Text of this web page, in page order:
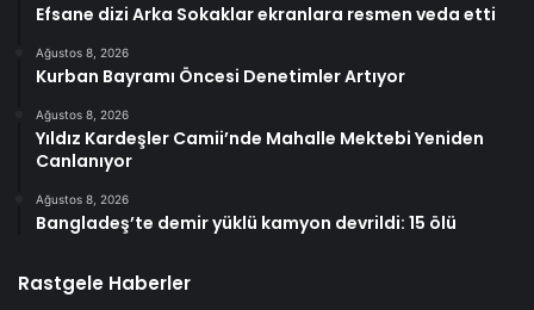
Efsane dizi Arka Sokaklar ekranlara resmen veda etti
Ağustos 8, 2026
Kurban Bayramı Öncesi Denetimler Artıyor
Ağustos 8, 2026
Yıldız Kardeşler Camii’nde Mahalle Mektebi Yeniden
Canlanıyor
Ağustos 8, 2026
Bangladeş’te demir yüklü kamyon devrildi: 15 ölü
Rastgele Haberler